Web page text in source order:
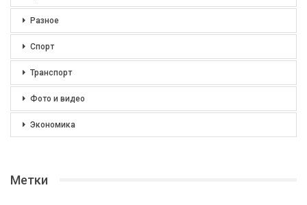
Разное
Спорт
Транспорт
Фото и видео
Экономика
Метки